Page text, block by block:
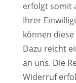
erfolgt somit
Ihrer
können
Dazu reicht
an uns. Die
Widerruf